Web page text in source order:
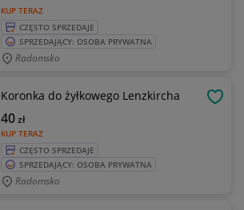
KUP TERAZ
CZĘSTO SPRZEDAJE
SPRZEDAJĄCY: OSOBA PRYWATNA
Radomsko
Koronka do żyłkowego Lenzkircha
KUP TERAZ
40zł
CZĘSTO SPRZEDAJE
SPRZEDAJĄCY: OSOBA PRYWATNA
Radomsko